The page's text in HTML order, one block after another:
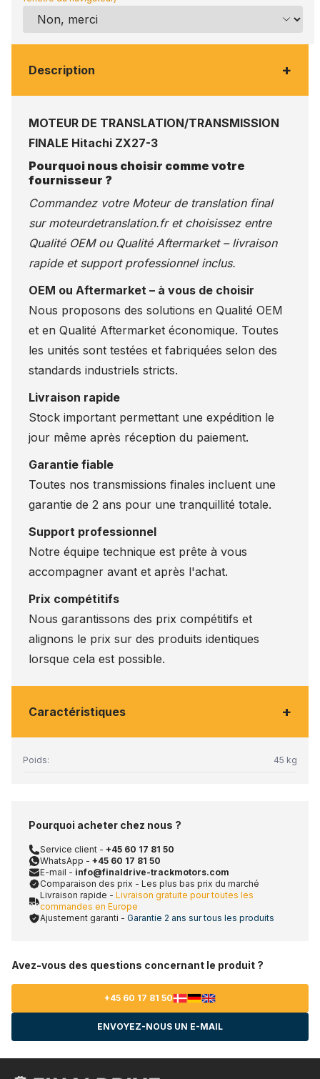
Description +
MOTEUR DE TRANSLATION/TRANSMISSION
FINALE Hitachi ZX27-3
Pourquoi nous choisir comme votre
fournisseur ?
Commandez votre Moteur de translation final
sur moteurdetranslation.fret choisissez entre
Qualité OEM ou Qualité Aftermarket – livraison
rapide et support professionnel inclus.
OEM ou Aftermarket – à vous de choisir
Nous proposons des solutions en Qualité OEM
et en Qualité Aftermarket économique. Toutes
les unités sont testées et fabriquées selon des
standards industriels stricts.
Livraison rapide
Stock important permettant une expédition le
jour même après réception du paiement.
Garantie fiable
Toutes nos transmissions finales incluent une
garantie de 2 ans pour une tranquillité totale.
Support professionnel
Notre équipe technique est prête à vous
accompagner avant et après l'achat.
Prix compétitifs
Nous garantissons des prix compétitifs et
alignons le prix sur des produits identiques
lorsque cela est possible.
Caractéristiques +
Poids: 45 kg
Pourquoi acheter chez nous ?
Service client - +45 60 17 81 50
WhatsApp - +45 60 17 81 50
E-mail - info@finaldrive-trackmotors.com
Comparaison des prix - Les plus bas prix du marché
Livraison rapide - Livraison gratuite pour toutes les
commandes en Europe
Ajustement garanti - Garantie 2 ans sur tous les produits
Avez-vous des questions concernant le produit ?
+45 60 17 81 50
ENVOYEZ-NOUS UN E-MAIL